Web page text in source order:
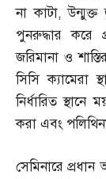
না কাটা,
পুনরুদ্ধার করে
জরিমানা ও
সিসি ক্যামেরা
নির্ধারিত
করা এবং
সেমিনারে প্রধান